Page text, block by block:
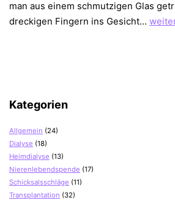
man aus einem schmutzigen Glas
dreckigen Fingern ins Gesicht…
Kategorien
Allgemein (24)
Dialyse (18)
Heimdialyse (13)
Nierenlebendspende (17)
Schicksalsschläge (11)
Transplantation (32)